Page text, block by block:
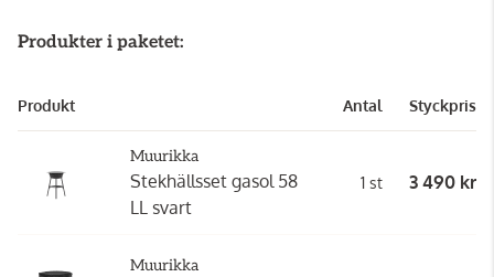
Produkter i paketet:
Produkt Antal Styckpris
Muurikka
Stekhällsset gasol 58
LL svart
1 st 3 490 kr
Muurikka